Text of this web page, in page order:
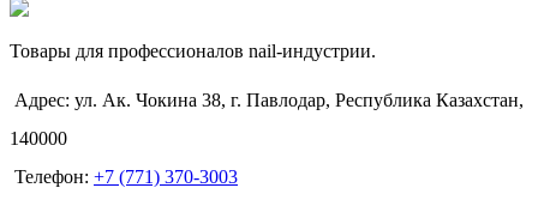
Товары для профессионалов nail-индустрии.
Адрес: ул. Ак. Чокина 38, г. Павлодар, Республика Казахстан,
140000
Телефон: +7 (771) 370-3003